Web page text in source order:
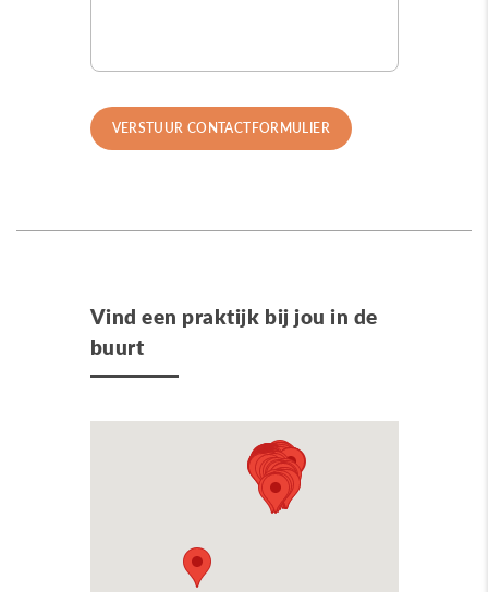
Vind een praktijk bij jou in de
buurt